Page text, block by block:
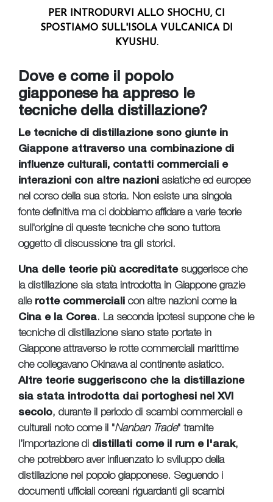
PER INTRODURVI ALLO SHOCHU, CI
SPOSTIAMO SULL'ISOLA VULCANICA DI
KYUSHU.
Dove e come il popolo
giapponese ha appreso le
tecniche della distillazione?
Le tecniche di distillazione sono giunte in
Giappone attraverso una combinazione di
influenze culturali, contatti commerciali e
interazioni con altre nazioni asiatiche ed europee
nel corso della sua storia. Non esiste una singola
fonte definitiva ma ci dobbiamo affidare a varie teorie
sull'origine di queste tecniche che sono tuttora
oggetto di discussione tra gli storici.
Una delle teorie più accreditatesuggerisce che
la distillazione sia stata introdotta in Giappone grazie
alle rotte commerciali con altre nazioni come la
Cina e la Corea. La seconda ipotesi suppone che le
tecniche di distillazione siano state portate in
Giappone attraverso le rotte commerciali marittime
che collegavano Okinawa al continente asiatico.
Altre teorie suggeriscono che la distillazione
sia stata introdotta dai portoghesi nel XVI
secolo, durante il periodo di scambi commerciali e
culturali noto come il "Nanban Trade" tramite
l’importazione di distillati come il rum e l'arak,
che potrebbero aver influenzato lo sviluppo della
distillazione nel popolo giapponese. Seguendo i
documenti ufficiali coreani riguardanti gli scambi